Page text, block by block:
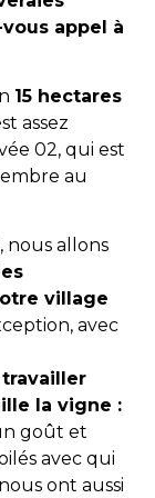
appel à
15 hectares
assez
02, qui est
au
nous allons
village
avec
travailler
la vigne :
goût et
avec qui
ont aussi